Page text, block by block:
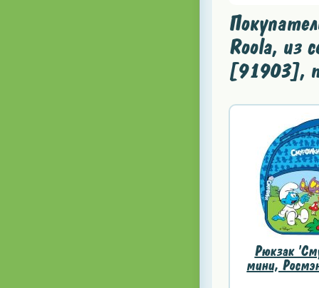
Roola, из
[91903],
Рюкзак
мини,